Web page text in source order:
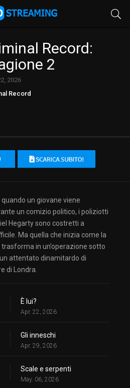
Record:
2
2026
Record
un giovane viene
un comizio politico, i poliziotti
Hegarty sono costretti a
Ma quella che inizia come la
in un’operazione sotto
attentato dinamitardo di
di Londra.
È lui?
Apr. 22, 2026
Gli inneschi
Apr. 29, 2026
Scale e serpenti
May. 06, 2026